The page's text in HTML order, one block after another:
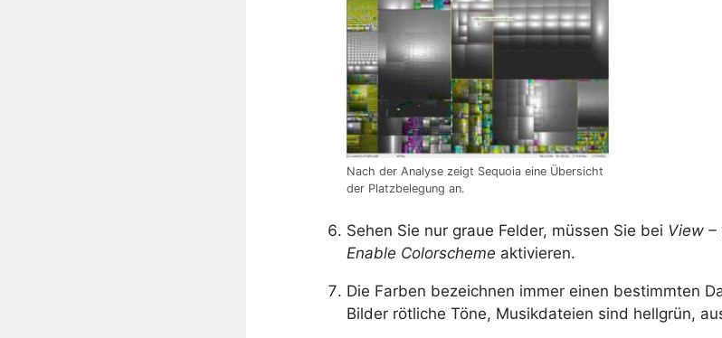
Nach der Analyse zeigt Sequoia eine Übersicht
der Platzbelegung an.
Sehen Sie nur graue Felder, müssen Sie bei View –
Enable Colorscheme aktivieren.
Die Farben bezeichnen immer einen bestimmten
Bilder rötliche Töne, Musikdateien sind hellgrün,